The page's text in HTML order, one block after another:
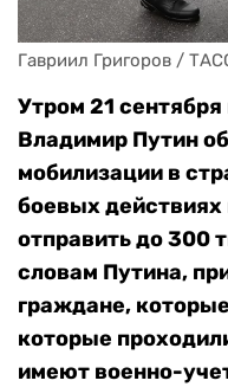
Гавриил Григоров /
Утром 21
Владимир Путин
мобилизации в
боевых действиях
отправить до 300
словам Путина,
граждане,
которые
имеют военно-